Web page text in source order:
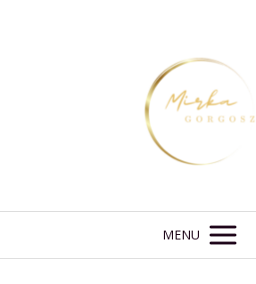
MENU